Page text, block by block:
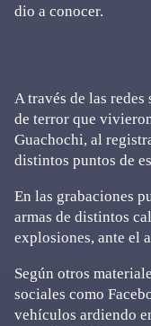
dio a conocer.
A través de las
de terror que
Guachochi, al
distintos puntos de
En las grabaciones
armas de distintos
explosiones, ante el
Según otros
sociales como
vehículos ardiendo